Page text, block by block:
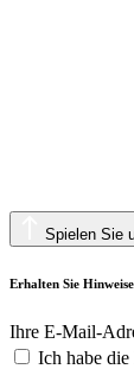
Spielen Sie
Erhalten Sie
Ihre E-Mail-
Ich habe